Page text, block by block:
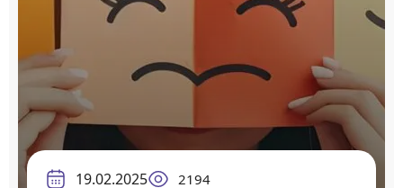
19.02.2025
2194